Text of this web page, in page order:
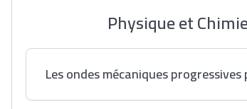
Physique et
Les ondes mécaniques